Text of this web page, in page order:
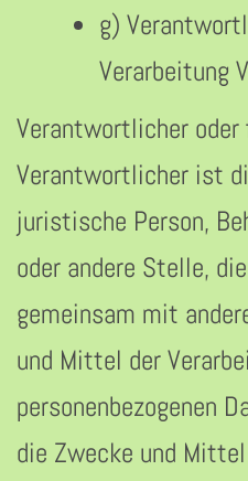
g)
Verarbeitung
Verantwortlicher oder
Verantwortlicher ist
juristische Person,
oder andere Stelle,
gemeinsam mit
und Mittel der
personenbezogenen
die Zwecke und